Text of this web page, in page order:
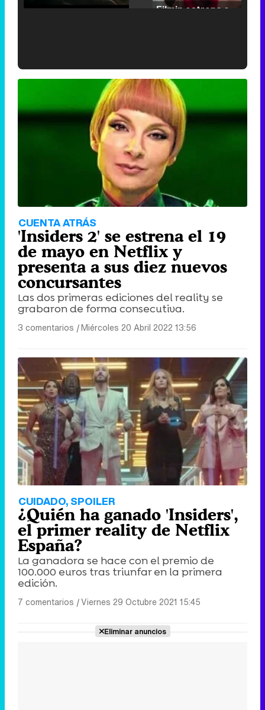
'120 Minutos' celebra sus 2.000 programas en Telemadrid con un vídeo del día a día en la redacción
CUENTA ATRÁS
'Insiders 2' se estrena el 19
de mayo en Netflix y
presenta a sus diez nuevos
concursantes
Las dos primeras ediciones del reality se
grabaron de forma consecutiva.
3 comentarios |Miércoles 20 Abril 2022 13:56
CUIDADO, SPOILER
¿Quién ha ganado 'Insiders',
el primer reality de Netflix
España?
La ganadora se hace con el premio de
100.000 euros tras triunfar en la primera
edición.
7 comentarios |Viernes 29 Octubre 2021 15:45
Eliminar anuncios